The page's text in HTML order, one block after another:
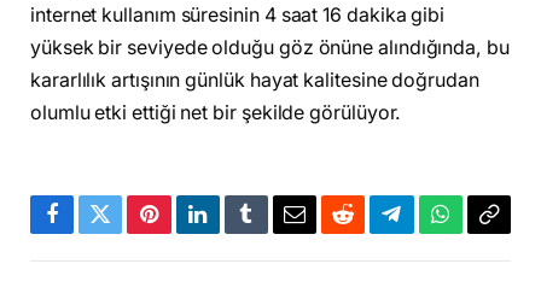
internet kullanım süresinin 4 saat 16 dakika gibi
yüksek bir seviyede olduğu göz önüne alındığında, bu
kararlılık artışının günlük hayat kalitesine doğrudan
olumlu etki ettiği net bir şekilde görülüyor.
Facebook
TwitterPinterestLinkedInTumblrEmailRedditTelegramWhatsApp